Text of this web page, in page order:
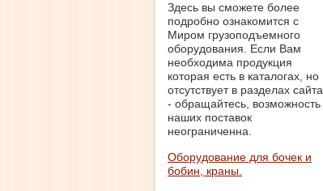
Здесь вы сможете более
подробно ознакомится с
Миром грузоподъемного
оборудования. Если Вам
необходима продукция
которая есть в каталогах, но
отсутствует в разделах сайта
- обращайтесь, возможность
наших поставок
неограниченна.
Оборудование для бочек и
бобин, краны.